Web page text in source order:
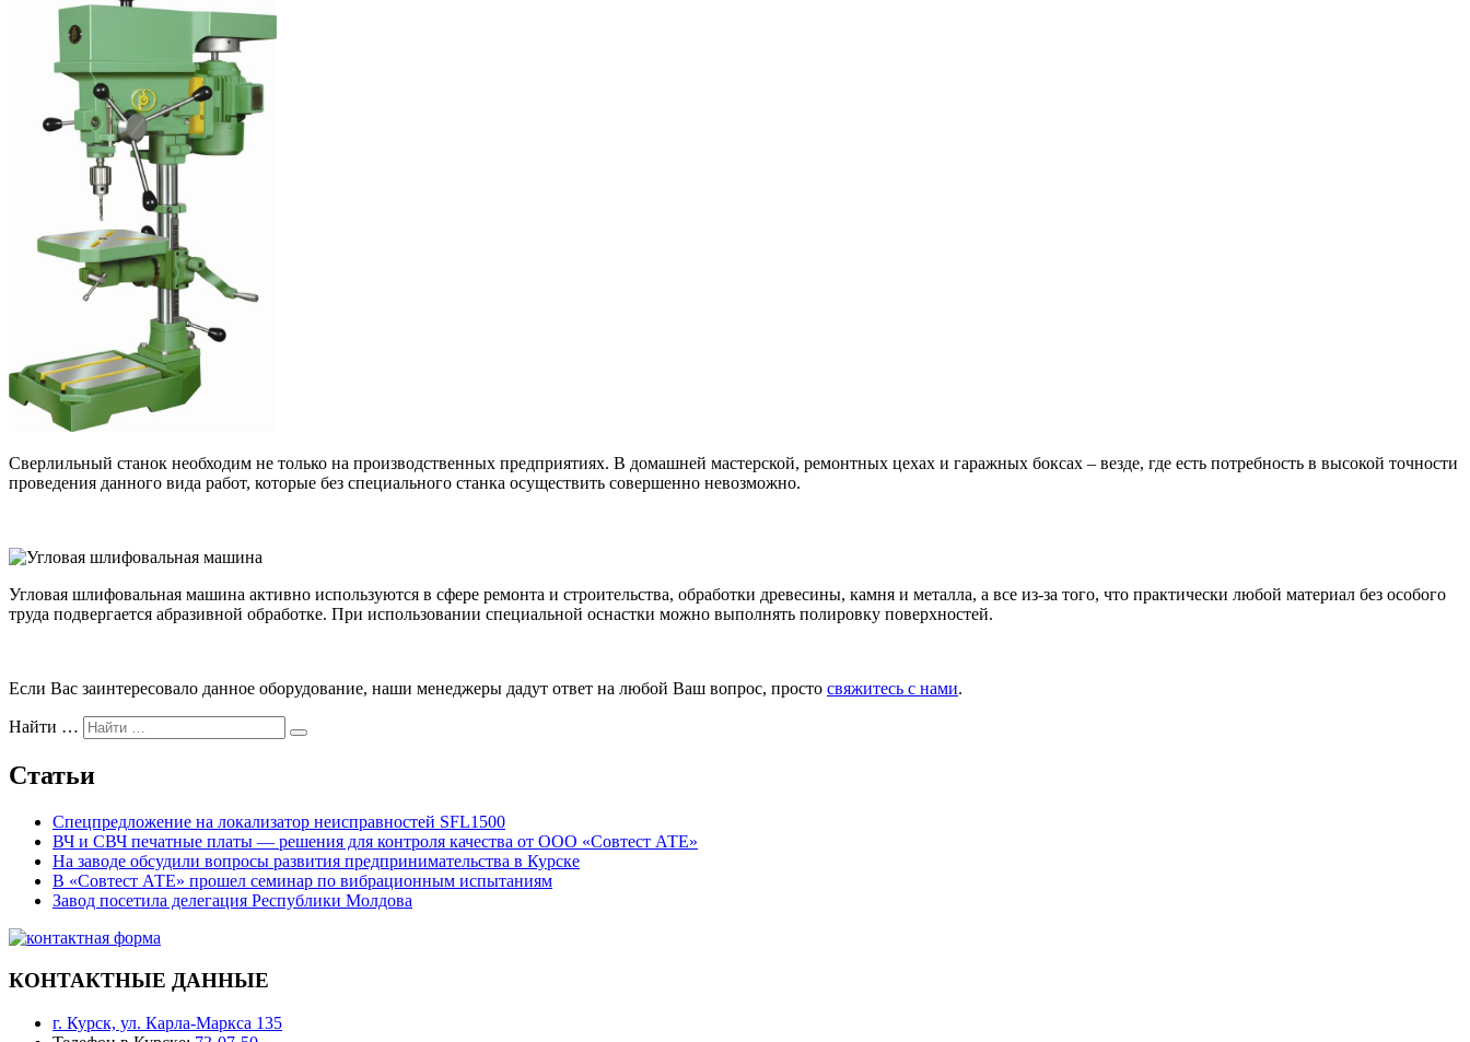
Сверлильный станок необходим не только на производственных предприятиях. В домашней мастерской, ремонтных цехах и гаражных боксах – везде, где есть потребность в высокой точности
проведения данного вида работ, которые без специального станка осуществить совершенно невозможно.
Угловая шлифовальная машина активно используются в сфере ремонта и строительства, обработки древесины, камня и металла, а все из-за того, что практически любой материал без особого
труда подвергается абразивной обработке. При использовании специальной оснастки можно выполнять полировку поверхностей.
Если Вас заинтересовало данное оборудование, наши менеджеры дадут ответ на любой Ваш вопрос, просто свяжитесь с нами.
Найти …
Статьи
Спецпредложение на локализатор неисправностей SFL1500
ВЧ и СВЧ печатные платы — решения для контроля качества от ООО «Совтест АТЕ»
На заводе обсудили вопросы развития предпринимательства в Курске
В «Совтест АТЕ» прошел семинар по вибрационным испытаниям
Завод посетила делегация Республики Молдова
КОНТАКТНЫЕ ДАННЫЕ
г. Курск, ул. Карла-Маркса 135